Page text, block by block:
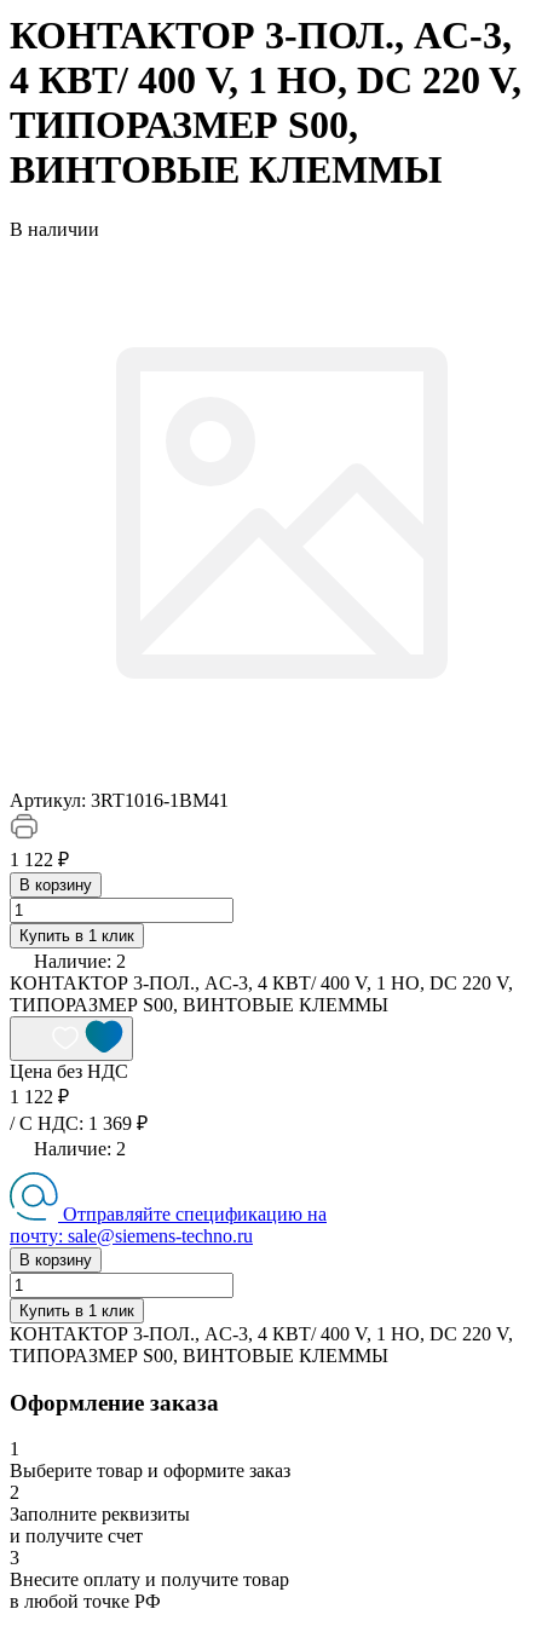
КОНТАКТОР 3-ПОЛ., AC-3,
4 КВТ/ 400 V, 1 НO, DC 220 V,
ТИПОРАЗМЕР S00,
ВИНТОВЫЕ КЛЕММЫ
В наличии
Артикул: 3RT1016-1BM41
1 122 ₽
В корзину
Купить в 1 клик
Наличие: 2
КОНТАКТОР 3-ПОЛ., AC-3, 4 КВТ/ 400 V, 1 НO, DC 220 V,
ТИПОРАЗМЕР S00, ВИНТОВЫЕ КЛЕММЫ
Цена без НДС
1 122 ₽
/ C НДС: 1 369 ₽
Наличие: 2
Отправляйте спецификацию на
почту: sale@siemens-techno.ru
В корзину
Купить в 1 клик
КОНТАКТОР 3-ПОЛ., AC-3, 4 КВТ/ 400 V, 1 НO, DC 220 V,
ТИПОРАЗМЕР S00, ВИНТОВЫЕ КЛЕММЫ
Оформление заказа
1
Выберите товар и оформите заказ
2
Заполните реквизиты
и получите счет
3
Внесите оплату и получите товар
в любой точке РФ